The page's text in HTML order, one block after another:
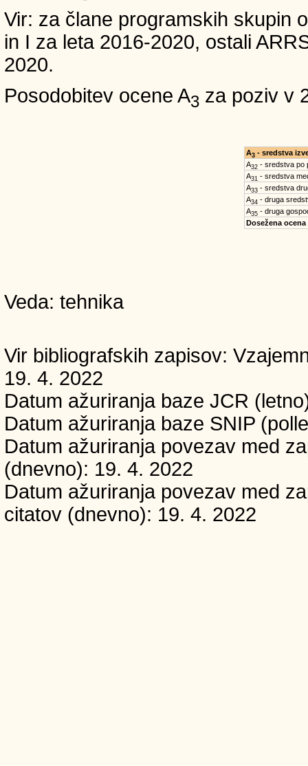
Vir: za člane programskih skupin
in I za leta 2016-2020, ostali
2020.
Posodobitev ocene A3 za poziv v
A3- sredstva
A32- sredstva po
A31 - sredstva
A33- sredstva
A34 - druga
A35- druga
Dosežena ocena
Veda: tehnika
Vir bibliografskih zapisov:
19. 4. 2022
Datum ažuriranja baze JCR
Datum ažuriranja baze SNIP
Datum ažuriranja povezav med
(dnevno): 19. 4. 2022
Datum ažuriranja povezav med
citatov (dnevno): 19. 4. 2022